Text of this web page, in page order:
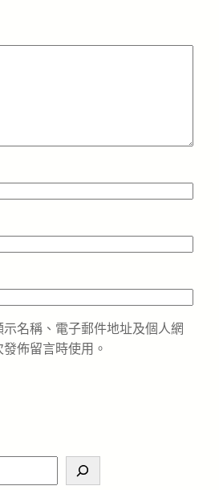
示名稱、電子郵件地址及個人網
佈留言時使用。